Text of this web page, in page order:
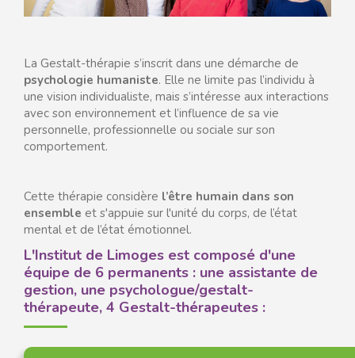
La Gestalt-thérapie s’inscrit dans une démarche de
psychologie humaniste. Elle ne limite pas l’individu à
une vision individualiste, mais s’intéresse aux interactions
avec son environnement et l’influence de sa vie
personnelle, professionnelle ou sociale sur son
comportement.
Cette thérapie considère l’être humain dans son
ensemble et s'appuie sur l'unité du corps, de l’état
mental et de l’état émotionnel.
L'Institut de Limoges est composé d'une
équipe de 6 permanents : une assistante de
gestion, une psychologue/gestalt-
thérapeute, 4 Gestalt-thérapeutes :